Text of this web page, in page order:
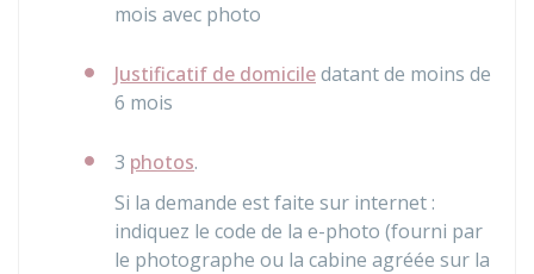
mois avec photo
Justificatif de domiciledatant de moins de
6 mois
3 photos.
Si la demande est faite sur internet :
indiquez le code de la e-photo (fourni par
le photographe ou la cabine agréée sur la